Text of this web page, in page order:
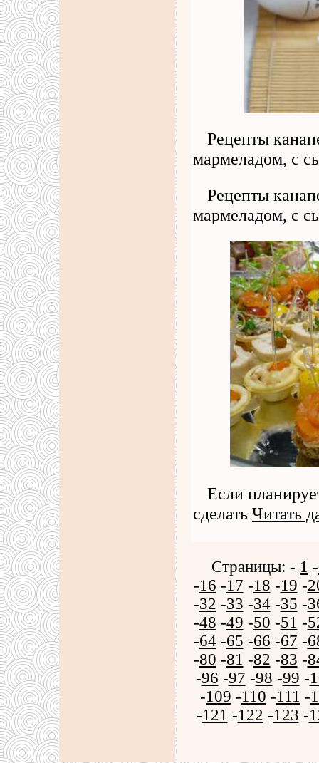
Рецепты
мармеладом, с
Рецепты
мармеладом, с
Если
сделать Читать
Страницы: - 1 -
-16 -17 -18 -19 -
-32 -33 -34-35 -
-48 -49 -50 -51 -
-64-65 -66 -67 -
-80 -81 -82 -83 -
-96 -97 -98 -99 -
-109 -110 -111 -
-121 -122 -123 -